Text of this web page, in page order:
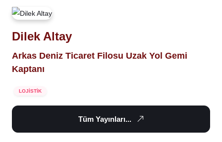
Dilek Altay
Arkas Deniz Ticaret Filosu Uzak Yol Gemi
Kaptanı
LOJİSTİK
Tüm Yayınları...